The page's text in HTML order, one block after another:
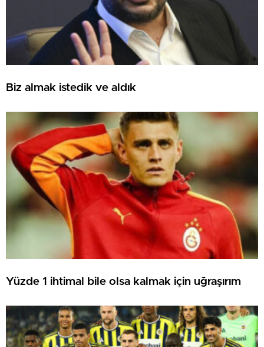
Biz almak istedik ve aldık
Yüzde 1 ihtimal bile olsa kalmak için uğraşırım